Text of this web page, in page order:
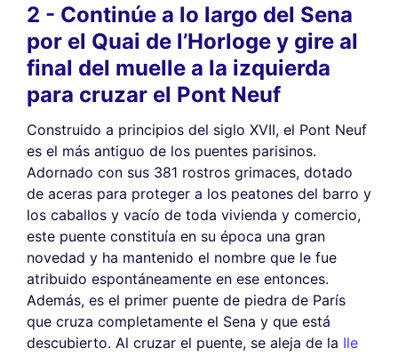
2 - Continúe a lo largo del Sena
por el Quai de l’Horloge y gire al
final del muelle a la izquierda
para cruzar el Pont Neuf
Construido a principios del siglo XVII, el Pont Neuf
es el más antiguo de los puentes parisinos.
Adornado con sus 381 rostros grimaces, dotado
de aceras para proteger a los peatones del barro y
los caballos y vacío de toda vivienda y comercio,
este puente constituía en su época una gran
novedad y ha mantenido el nombre que le fue
atribuido espontáneamente en ese entonces.
Además, es el primer puente de piedra de París
que cruza completamente el Sena y que está
descubierto. Al cruzar el puente, se aleja de la Ile